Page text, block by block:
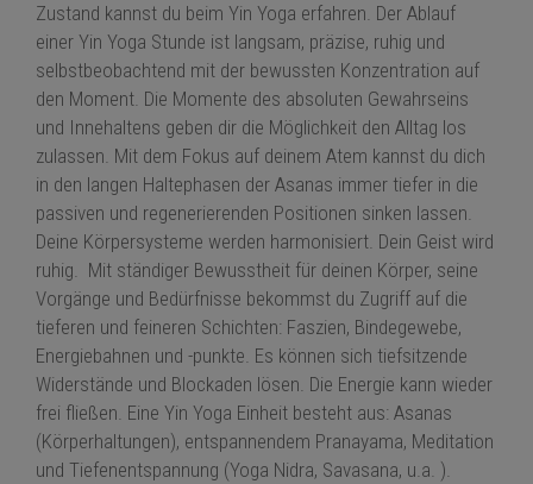
Zustand kannst du beim Yin Yoga erfahren. Der Ablauf
einer Yin Yoga Stunde ist langsam, präzise, ruhig und
selbstbeobachtend mit der bewussten Konzentration auf
den Moment. Die Momente des absoluten Gewahrseins
und Innehaltens geben dir die Möglichkeit den Alltag los
zulassen. Mit dem Fokus auf deinem Atem kannst du dich
in den langen Haltephasen der Asanas immer tiefer in die
passiven und regenerierenden Positionen sinken lassen.
Deine Körpersysteme werden harmonisiert. Dein Geist wird
ruhig. Mit ständiger Bewusstheit für deinen Körper, seine
Vorgänge und Bedürfnisse bekommst du Zugriff auf die
tieferen und feineren Schichten: Faszien, Bindegewebe,
Energiebahnen und -punkte. Es können sich tiefsitzende
Widerstände und Blockaden lösen. Die Energie kann wieder
frei fließen. Eine Yin Yoga Einheit besteht aus: Asanas
(Körperhaltungen), entspannendem Pranayama, Meditation
und Tiefenentspannung (Yoga Nidra, Savasana, u.a. ).